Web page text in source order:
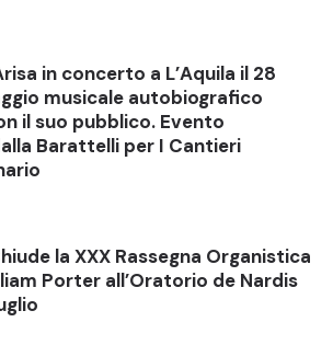
in concerto a L’Aquila il 28
musicale autobiografico
il suo pubblico. Evento
Barattelli per I Cantieri
la XXX Rassegna Organistica
Porter all’Oratorio de Nardis